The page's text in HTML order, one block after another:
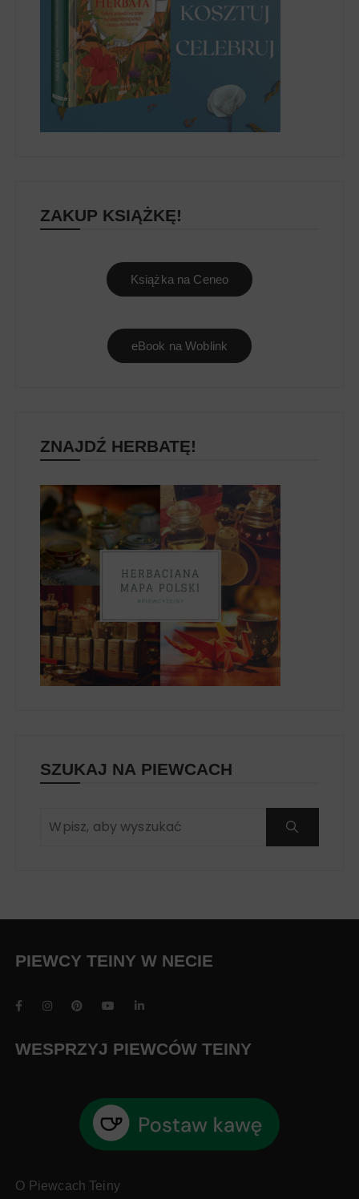
ZAKUP KSIĄŻKĘ!
Książka na Ceneo
eBook na Woblink
ZNAJDŹ HERBATĘ!
SZUKAJ NA PIEWCACH
PIEWCY TEINY W NECIE
WESPRZYJ PIEWCÓW TEINY
O Piewcach Teiny